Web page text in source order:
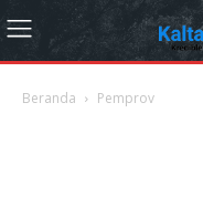
Beranda Pemprov